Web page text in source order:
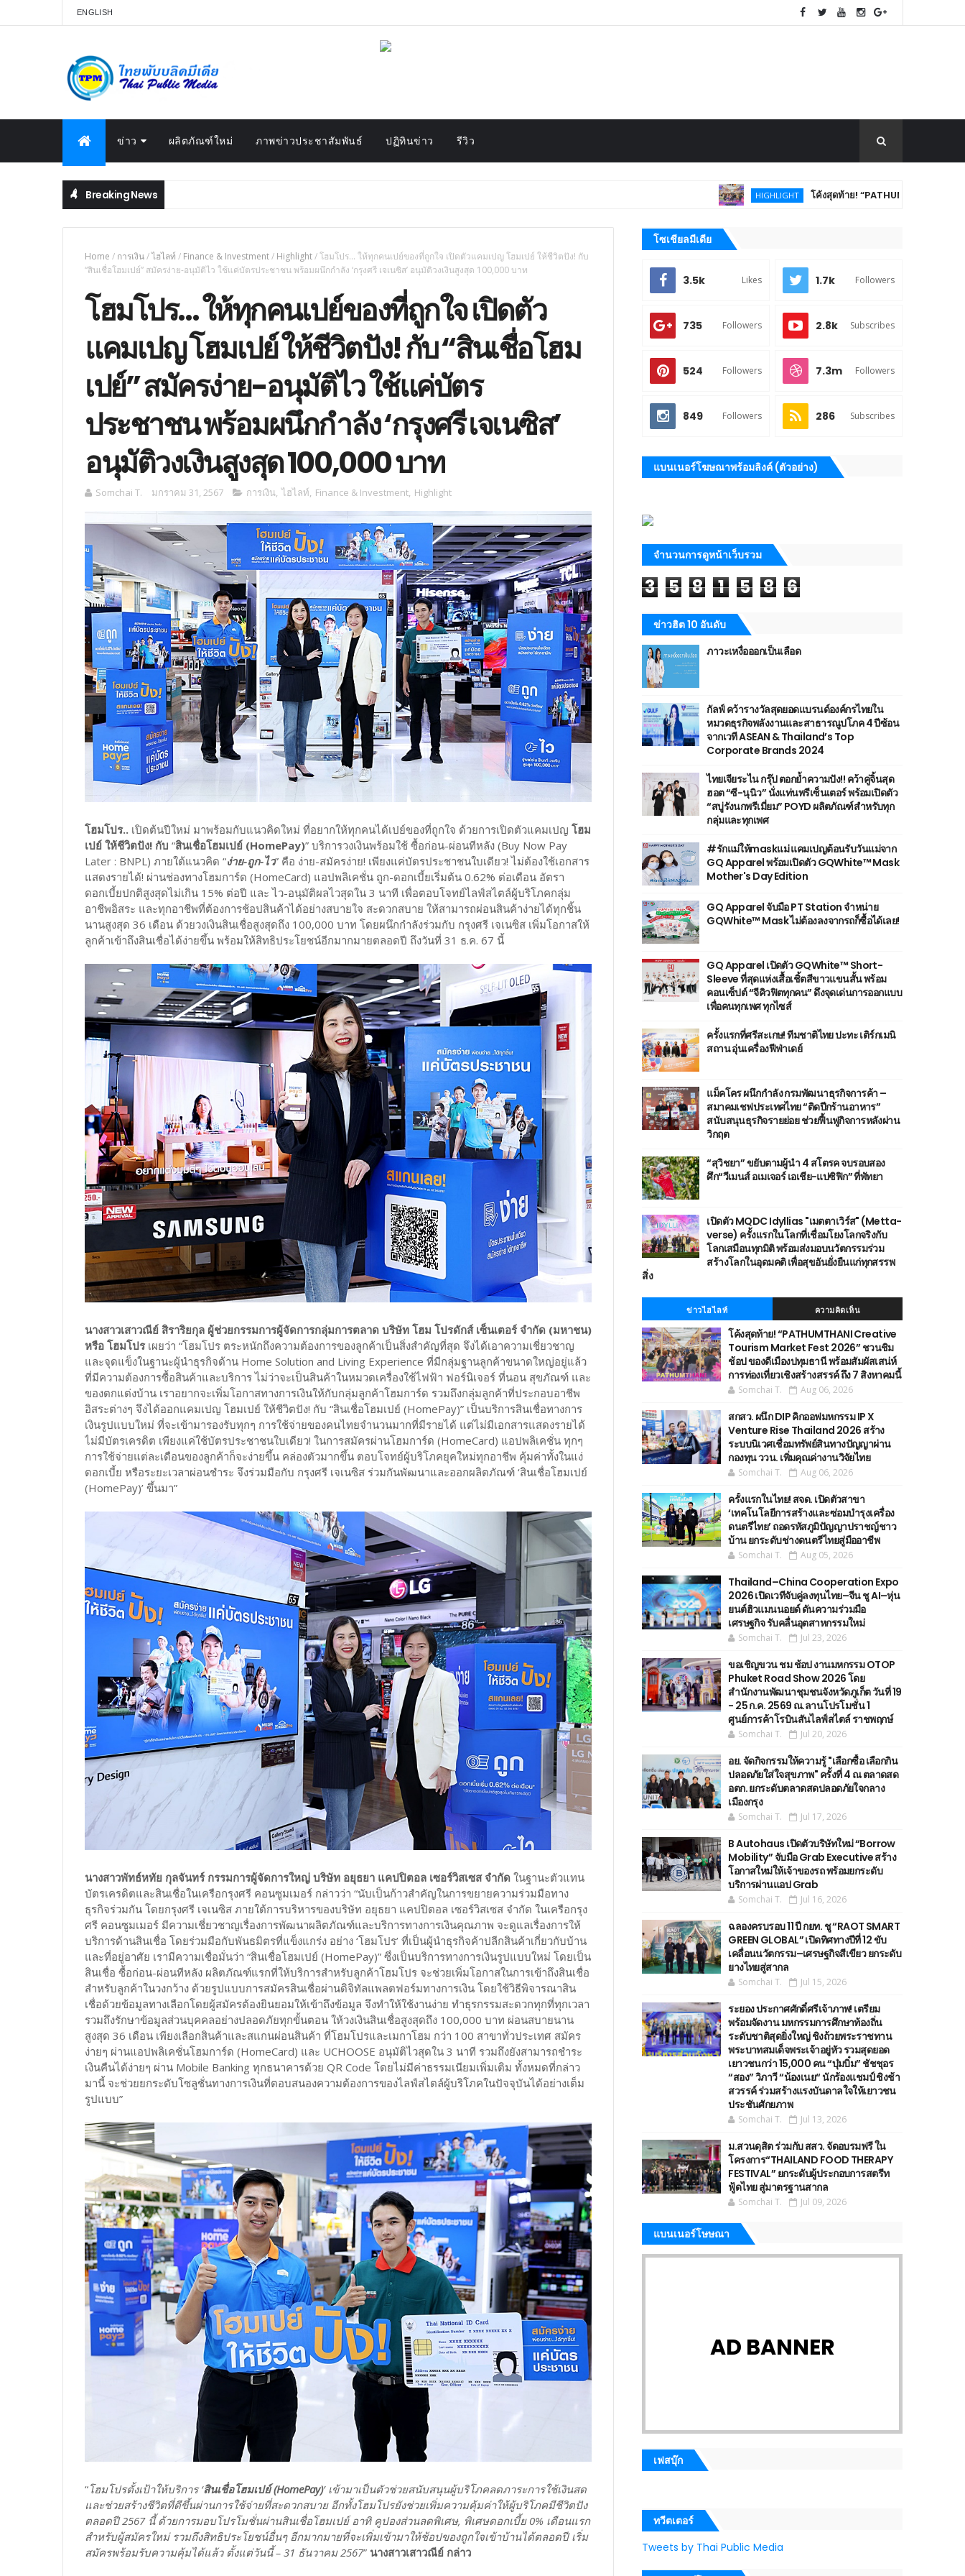
ENGLISH
ข่าว ผลิตภัณฑ์ใหม่ ภาพข่าวประชาสัมพันธ์ ปฏิทินข่าว รีวิว
Breaking News HIGHLIGHT โค้งสุดท้าย! “PATHUMTHANI Creative
Home / การเงิน/ไฮไลท์ / Finance & Investment/ Highlight/โฮมโปร… ให้ทุกคนเปย์ของที่ถูกใจ เปิดตัวแคมเปญ โฮมเปย์ ให้ชีวิตปัง! กับ
“สินเชื่อโฮมเปย์” สมัครง่าย-อนุมัติไว ใช้แค่บัตรประชาชน พร้อมผนึกกำลัง ‘กรุงศรี เจเนซิส’ อนุมัติวงเงินสูงสุด 100,000 บาท
โฮมโปร… ให้ทุกคนเปย์ของที่ถูกใจ เปิดตัว
แคมเปญ โฮมเปย์ ให้ชีวิตปัง! กับ “สินเชื่อโฮม
เปย์” สมัครง่าย-อนุมัติไว ใช้แค่บัตร
ประชาชน พร้อมผนึกกำลัง ‘กรุงศรี เจเนซิส’
อนุมัติวงเงินสูงสุด 100,000 บาท
Somchai T. มกราคม 31, 2567 การเงิน, ไฮไลท์, Finance & Investment, Highlight
โฮมโปร.. เปิดต้นปีใหม่ มาพร้อมกับแนวคิดใหม่ ที่อยากให้ทุกคนได้เปย์ของที่ถูกใจ ด้วยการเปิดตัวแคมเปญ โฮม
เปย์ ให้ชีวิตปัง! กับ “สินเชื่อโฮมเปย์ (HomePay)” บริการวงเงินพร้อมใช้ ซื้อก่อน-ผ่อนทีหลัง (Buy Now Pay
Later : BNPL) ภายใต้แนวคิด “ง่าย-ถูก-ไว” คือ ง่าย-สมัครง่าย! เพียงแค่บัตรประชาชนใบเดียว! ไม่ต้องใช้เอกสาร
แสดงรายได้! ผ่านช่องทางโฮมการ์ด (HomeCard) แอปพลิเคชั่น ถูก-ดอกเบี้ยเริ่มต้น 0.62% ต่อเดือน อัตรา
ดอกเบี้ยปกติสูงสุดไม่เกิน 15% ต่อปี และ ไว-อนุมัติผลไวสุดใน 3 นาที เพื่อตอบโจทย์ไลฟ์สไตล์ผู้บริโภคกลุ่ม
อาชีพอิสระ และทุกอาชีพที่ต้องการช้อปสินค้าได้อย่างสบายใจ สะดวกสบาย ให้สามารถผ่อนสินค้าง่ายได้ทุกชิ้น
นานสูงสุด 36 เดือน ด้วยวงเงินสินเชื่อสูงสุดถึง 100,000 บาท โดยผนึกกำลังร่วมกับ กรุงศรี เจเนซิส เพิ่มโอกาสให้
ลูกค้าเข้าถึงสินเชื่อได้ง่ายขึ้น พร้อมให้สิทธิประโยชน์อีกมากมายตลอดปี ถึงวันที่ 31 ธ.ค. 67 นี้
นางสาวเสาวณีย์ สิราริยกุล ผู้ช่วยกรรมการผู้จัดการกลุ่มการตลาด บริษัท โฮม โปรดักส์ เซ็นเตอร์ จำกัด (มหาชน)
หรือ โฮมโปร เผยว่า “โฮมโปร ตระหนักถึงความต้องการของลูกค้าเป็นสิ่งสำคัญที่สุด จึงได้เอาความเชี่ยวชาญ
และจุดแข็งในฐานะผู้นำธุรกิจด้าน Home Solution and Living Experience ที่มีกลุ่มฐานลูกค้าขนาดใหญ่อยู่แล้ว
ที่มีความต้องการซื้อสินค้าและบริการ ไม่ว่าจะเป็นสินค้าในหมวดเครื่องใช้ไฟฟ้า ฟอร์นิเจอร์ ที่นอน สุขภัณฑ์ และ
ของตกแต่งบ้าน เราอยากจะเพิ่มโอกาสทางการเงินให้กับกลุ่มลูกค้าโฮมการ์ด รวมถึงกลุ่มลูกค้าที่ประกอบอาชีพ
อิสระต่างๆ จึงได้ออกแคมเปญ โฮมเปย์ ให้ชีวิตปัง! กับ “สินเชื่อโฮมเปย์ (HomePay)” เป็นบริการสินเชื่อทางการ
เงินรูปแบบใหม่ ที่จะเข้ามารองรับทุกๆ การใช้จ่ายของคนไทยจำนวนมากที่มีรายได้ แต่ไม่มีเอกสารแสดงรายได้
ไม่มีบัตรเครดิต เพียงแค่ใช้บัตรประชาชนใบเดียว! ในการสมัครผ่านโฮมการ์ด (HomeCard) แอปพลิเคชั่น ทุกๆ
การใช้จ่ายแต่ละเดือนของลูกค้าก็จะง่ายขึ้น คล่องตัวมากขึ้น ตอบโจทย์ผู้บริโภคยุคใหม่ทุกอาชีพ คุ้มค่าทั้งในแง่
ดอกเบี้ย หรือระยะเวลาผ่อนชำระ จึงร่วมมือกับ กรุงศรี เจเนซิส ร่วมกันพัฒนาและออกผลิตภัณฑ์ ‘สินเชื่อโฮมเปย์
(HomePay)’ ขึ้นมา”
นางสาวพัทธ์หทัย กุลจันทร์ กรรมการผู้จัดการใหญ่ บริษัท อยุธยา แคปปิตอล เซอร์วิสเซส จำกัด ในฐานะตัวแทน
บัตรเครดิตและสินเชื่อในเครือกรุงศรี คอนซูมเมอร์ กล่าวว่า “นับเป็นก้าวสำคัญในการขยายความร่วมมือทาง
ธุรกิจร่วมกัน โดยกรุงศรี เจเนซิส ภายใต้การบริหารของบริษัท อยุธยา แคปปิตอล เซอร์วิสเซส จำกัด ในเครือกรุง
ศรี คอนซูมเมอร์ มีความเชี่ยวชาญเรื่องการพัฒนาผลิตภัณฑ์และบริการทางการเงินคุณภาพ จะดูแลเรื่องการให้
บริการด้านสินเชื่อ โดยร่วมมือกับพันธมิตรที่แข็งแกร่ง อย่าง ‘โฮมโปร’ ที่เป็นผู้นำธุรกิจค้าปลีกสินค้าเกี่ยวกับบ้าน
และที่อยู่อาศัย เรามีความเชื่อมั่นว่า “สินเชื่อโฮมเปย์ (HomePay)” ซึ่งเป็นบริการทางการเงินรูปแบบใหม่ โดยเป็น
สินเชื่อ ซื้อก่อน-ผ่อนทีหลัง ผลิตภัณฑ์แรกที่ให้บริการสำหรับลูกค้าโฮมโปร จะช่วยเพิ่มโอกาสในการเข้าถึงสินเชื่อ
สำหรับลูกค้าในวงกว้าง ด้วยรูปแบบการสมัครสินเชื่อผ่านดิจิทัลแพลตฟอร์มทางการเงิน โดยใช้วิธีพิจารณาสิน
เชื่อด้วยข้อมูลทางเลือกโดยผู้สมัครต้องยินยอมให้เข้าถึงข้อมูล จึงทำให้ใช้งานง่าย ทำธุรกรรมสะดวกทุกที่ทุกเวลา
รวมถึงรักษาข้อมูลส่วนบุคคลอย่างปลอดภัยทุกขั้นตอน ให้วงเงินสินเชื่อสูงสุดถึง 100,000 บาท ผ่อนสบายนาน
สูงสุด 36 เดือน เพียงเลือกสินค้าและสแกนผ่อนสินค้า ที่โฮมโปรและเมกาโฮม กว่า 100 สาขาทั่วประเทศ สมัคร
ง่ายๆ ผ่านแอปพลิเคชั่นโฮมการ์ด (HomeCard) และ UCHOOSE อนุมัติไวสุดใน 3 นาที รวมถึงยังสามารถชำระ
เงินคืนได้ง่ายๆ ผ่าน Mobile Banking ทุกธนาคารด้วย QR Code โดยไม่มีค่าธรรมเนียมเพิ่มเติม ทั้งหมดที่กล่าว
มานี้ จะช่วยยกระดับโซลูชั่นทางการเงินที่ตอบสนองความต้องการของไลฟ์สไตล์ผู้บริโภคในปัจจุบันได้อย่างเต็ม
รูปแบบ”
“โฮมโปรตั้งเป้าให้บริการ ‘สินเชื่อโฮมเปย์ (HomePay)’ เข้ามาเป็นตัวช่วยสนับสนุนผู้บริโภคลดภาระการใช้เงินสด
และช่วยสร้างชีวิตที่ดีขึ้นผ่านการใช้จ่ายที่สะดวกสบาย อีกทั้งโฮมโปรยังช่วยเพิ่มความคุ้มค่าให้ผู้บริโภคมีชีวิตปัง
ตลอดปี 2567 นี้ ด้วยการมอบโปรโมชั่นผ่านสินเชื่อโฮมเปย์ อาทิ คูปองส่วนลดพิเศษ, พิเศษดอกเบี้ย 0% เดือนแรก
สำหรับผู้สมัครใหม่ รวมถึงสิทธิประโยชน์อื่นๆ อีกมากมายที่จะเพิ่มเข้ามาให้ช้อปของถูกใจเข้าบ้านได้ตลอดปี เริ่ม
สมัครพร้อมรับความคุ้มได้แล้ว ตั้งแต่วันนี้ – 31 ธันวาคม 2567” นางสาวเสาวณีย์ กล่าว
โซเชียลมีเดีย
3.5k Likes 1.7k Followers
735 Followers 2.8k Subscribes
524 Followers 7.3m Followers
849 Followers 286 Subscribes
แบนเนอร์โฆษณาพร้อมลิงค์ (ตัวอย่าง)
จำนวนการดูหน้าเว็บรวม
3 5 8 1 5 8 6
ข่าวฮิต 10 อันดับ
ภาวะเหงื่อออกเป็นเลือด
กัลฟ์ คว้ารางวัลสุดยอดแบรนด์องค์กรไทยใน
หมวดธุรกิจพลังงานและสาธารณูปโภค 4 ปีซ้อน
จากเวที ASEAN & Thailand’s Top
Corporate Brands 2024
ไทยเจียระไน กรุ๊ป ตอกย้ำความปัง!! คว้าคู่จิ้นสุด
ฮอต “ซี-นุนิว” นั่งแท่นพรีเซ็นเตอร์ พร้อมเปิดตัว
“สบู่รังนกพรีเมี่ยม” POYD ผลิตภัณฑ์สำหรับทุก
กลุ่มและทุกเพศ
#รักแม่ให้maskแม่ แคมเปญต้อนรับวันแม่จาก
GQ Apparel พร้อมเปิดตัว GQWhite™ Mask
Mother's Day Edition
GQ Apparel จับมือ PT Station จำหน่าย
GQWhite™ Mask ไม่ต้องลงจากรถก็ซื้อได้เลย!
GQ Apparel เปิดตัว GQWhite™ Short-
Sleeve ที่สุดแห่งเสื้อเชิ้ตสีขาวแขนสั้น พร้อม
คอนเซ็ปต์ “จีคิวฟิตทุกคน” ดึงจุดเด่นการออกแบบ
เพื่อคนทุกเพศ ทุกไซส์
ครั้งแรกที่ศรีสะเกษ! ทีมชาติไทย ปะทะ เติร์กเมนิ
สถาน อุ่นเครื่องฟีฟ่าเดย์
แม็คโคร ผนึกกำลัง กรมพัฒนาธุรกิจการค้า –
สมาคมเชฟประเทศไทย “ติดปีกร้านอาหาร”
สนับสนุนธุรกิจรายย่อย ช่วยฟื้นฟูกิจการหลังผ่าน
วิกฤต
“สุวิชยา” ขยับตามผู้นำ 4 สโตรค จบรอบสอง
ศึก“วีเมนส์ อเมเจอร์ เอเชีย-แปซิฟิก” ที่พัทยา
เปิดตัว MQDC Idyllias "เมตตาเวิร์ส" (Metta-
verse) ครั้งแรกในโลกที่เชื่อมโยงโลกจริงกับ
โลกเสมือนทุกมิติ พร้อมส่งมอบนวัตกรรมร่วม
สร้างโลกในอุดมคติ เพื่อสุขอันยั่งยืนแก่ทุกสรรพ
สิ่ง
ข่าวไฮไลท์ ความคิดเห็น
โค้งสุดท้าย! “PATHUMTHANI Creative
Tourism Market Fest 2026” ชวนชิม
ช้อป ของดีเมืองปทุมธานี พร้อมสัมผัสเสน่ห์
การท่องเที่ยวเชิงสร้างสรรค์ ถึง 7 สิงหาคมนี้
Somchai T. Aug 06, 2026
สกสว. ผนึก DIP คิกออฟมหกรรม IP X
Venture Rise Thailand 2026 สร้าง
ระบบนิเวศเชื่อมทรัพย์สินทางปัญญาผ่าน
กองทุน ววน. เพิ่มคุณค่างานวิจัยไทย
Somchai T. Aug 06, 2026
ครั้งแรกในไทย! สจด. เปิดตัวสาขา
‘เทคโนโลยีการสร้างและซ่อมบำรุงเครื่อง
ดนตรีไทย’ ​ถอดรหัสภูมิปัญญาปราชญ์ชาว
บ้าน ยกระดับช่างดนตรีไทยสู่มืออาชีพ
Somchai T. Aug 05, 2026
Thailand–China Cooperation Expo
2026 เปิดเวทีจับคู่ลงทุนไทย–จีน ชู AI–หุ่น
ยนต์ฮิวแมนนอยด์ ดันความร่วมมือ
เศรษฐกิจ รับคลื่นอุตสาหกรรมใหม่
Somchai T. Jul 23, 2026
ขอเชิญขวน ชม ช้อป งานมหกรรม OTOP
Phuket Road Show 2026 โดย
สำนักงานพัฒนาชุมชนจังหวัดภูเก็ต วันที่ 19
- 25 ก.ค. 2569 ณ.ลานโปรโมชั่น 1
ศูนย์การค้าโรบินสันไลฟ์สไตล์ ราชพฤกษ์
Somchai T. Jul 20, 2026
อย. จัดกิจกรรมให้ความรู้ "เลือกซื้อ เลือกกิน
ปลอดภัยใส่ใจสุขภาพ" ครั้งที่ 4 ณ ตลาดสด
อตก. ยกระดับตลาดสดปลอดภัยใจกลาง
เมืองกรุง
Somchai T. Jul 17, 2026
B Autohaus เปิดตัวบริษัทใหม่ “Borrow
Mobility” จับมือ Grab Executive สร้าง
โอกาสใหม่ให้เจ้าของรถ พร้อมยกระดับ
บริการผ่านแอป Grab
Somchai T. Jul 16, 2026
ฉลองครบรอบ 11 ปี กยท. ชู “RAOT SMART
GREEN GLOBAL” เปิดทิศทางปีที่ 12 ขับ
เคลื่อนนวัตกรรม–เศรษฐกิจสีเขียว ยกระดับ
ยางไทยสู่สากล
Somchai T. Jul 15, 2026
ระยอง ประกาศศักดิ์ศรีเจ้าภาพ! เตรียม
พร้อมจัดงาน มหกรรมการศึกษาท้องถิ่น
ระดับชาติสุดยิ่งใหญ่ ชิงถ้วยพระราชทาน
พระบาทสมเด็จพระเจ้าอยู่หัว รวมสุดยอด
เยาวชนกว่า 15,000 คน “บุ๋มบิ๋ม” ชัชชุอร
“สอง” วิภาวี “น้องเนย“ นักร้องแชมป์ ชิงช้า
สวรรค์ ร่วมสร้างแรงบันดาลใจให้เยาวชน
ประชันศักยภาพ
Somchai T. Jul 13, 2026
ม.สวนดุสิต ร่วมกับ สสว. จัดอบรมฟรี ใน
โครงการ“THAILAND FOOD THERAPY
FESTIVAL” ยกระดับผู้ประกอบการสตรีท
ฟู้ดไทย สู่มาตรฐานสากล
Somchai T. Jul 09, 2026
แบนเนอร์โษษณา
AD BANNER
เฟสบุ๊ก
ทวีตเตอร์
Tweets by Thai Public Media